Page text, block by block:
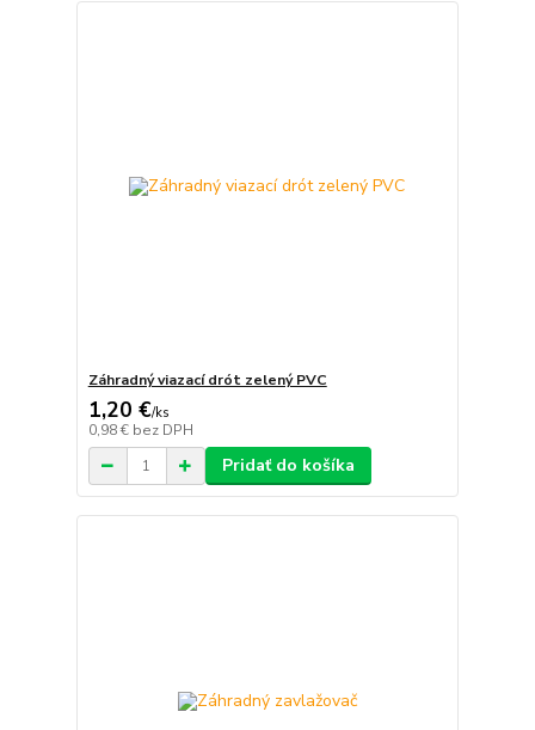
Záhradný viazací drót zelený PVC
1,20 €/ks
0,98 € bez DPH
Pridať do košíka